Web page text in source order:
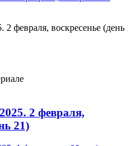
февраля, воскресенье (день
2 февраля,
21)